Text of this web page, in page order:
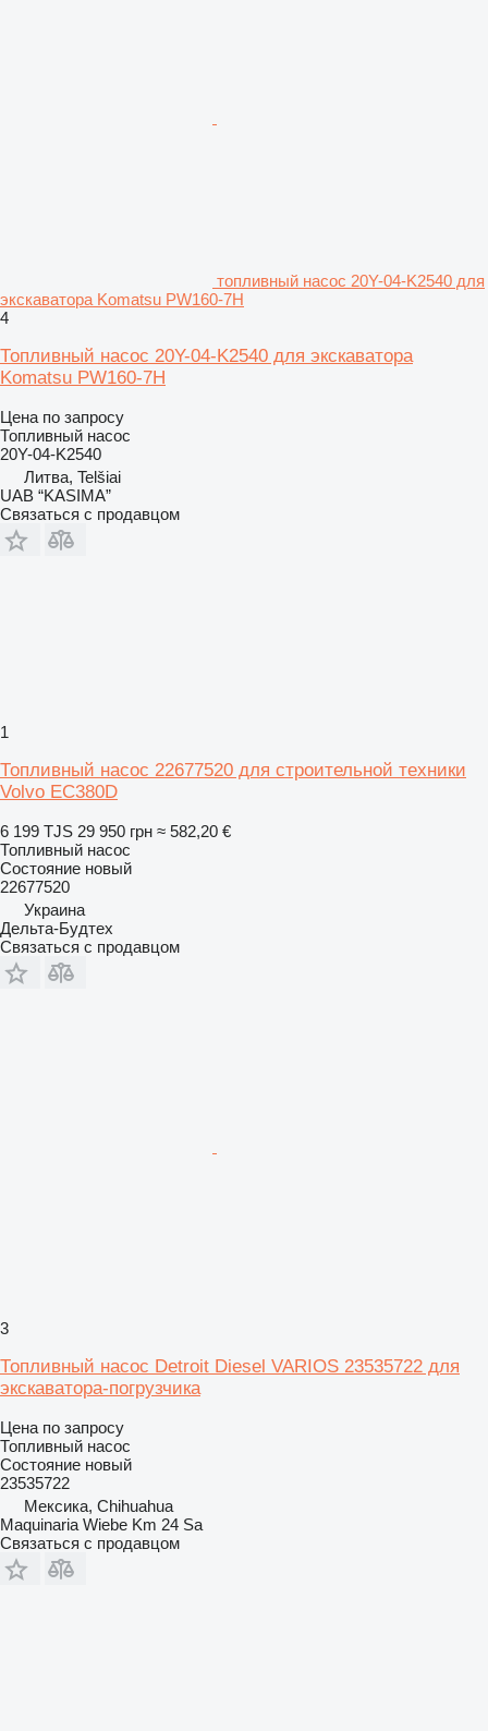
топливный насос 20Y-04-K2540 для
экскаватора Komatsu PW160-7H
4
Топливный насос 20Y-04-K2540 для экскаватора
Komatsu PW160-7H
Цена по запросу
Топливный насос
20Y-04-K2540
Литва, Telšiai
UAB “KASIMA”
Связаться с продавцом
1
Топливный насос 22677520 для строительной техники
Volvo EC380D
6 199 TJS 29 950 грн ≈ 582,20 €
Топливный насос
Состояние новый
22677520
Украина
Дельта-Будтех
Связаться с продавцом
3
Топливный насос Detroit Diesel VARIOS 23535722 для
экскаватора-погрузчика
Цена по запросу
Топливный насос
Состояние новый
23535722
Мексика, Chihuahua
Maquinaria Wiebe Km 24 Sa
Связаться с продавцом